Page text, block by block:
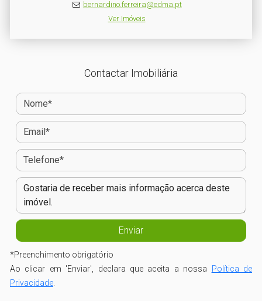
bernardino.ferreira@edma.pt
Ver Imóveis
Contactar Imobiliária
*Preenchimento obrigatório
Ao clicar em 'Enviar', declara que aceita a nossa Política de
Privacidade